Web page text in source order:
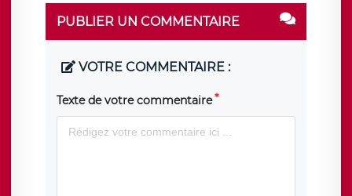
PUBLIER UN COMMENTAIRE
VOTRE COMMENTAIRE :
Texte de votre commentaire